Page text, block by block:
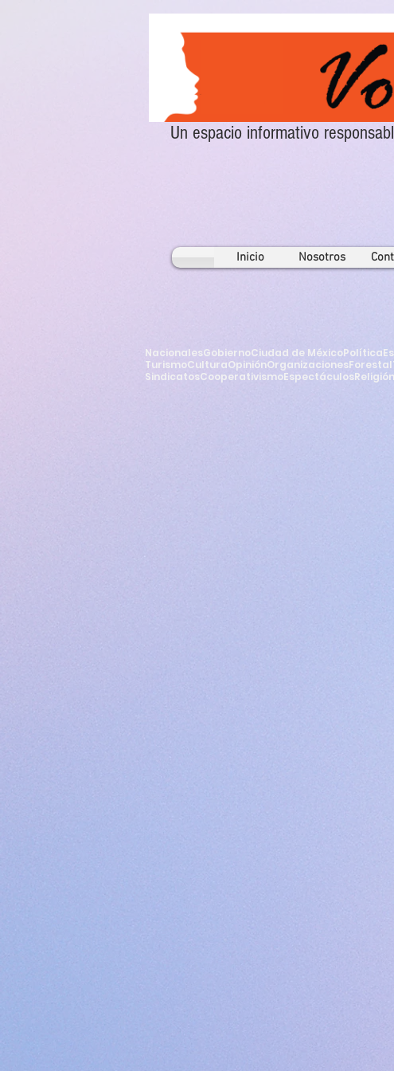
Un espacio informativo
Inicio Nosotros
NacionalesGobiernoCiudad de MéxicoPolítica
TurismoCulturaOpiniónOrganizacionesForestal
SindicatosCooperativismoEspectáculosReligión